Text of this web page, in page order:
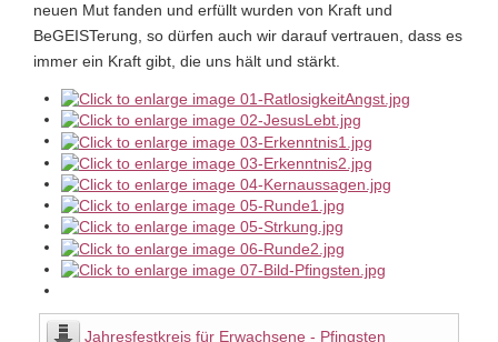
neuen Mut fanden und erfüllt wurden von Kraft und
BeGEISTerung, so dürfen auch wir darauf vertrauen, dass es
immer ein Kraft gibt, die uns hält und stärkt.
Jahresfestkreis für Erwachsene - Pfingsten